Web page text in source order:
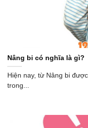
Nâng bi có nghĩa là gì?
Hiện nay, từ Nâng bi
trong...